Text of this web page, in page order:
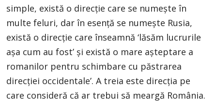
simple, există o direcție care se numește în
multe feluri, dar în esență se numește Rusia,
există o direcție care înseamnă ‘lăsăm lucrurile
așa cum au fost’ și există o mare așteptare a
romanilor pentru schimbare cu păstrarea
direcției occidentale’. A treia este direcția pe
care consideră că ar trebui să meargă România.